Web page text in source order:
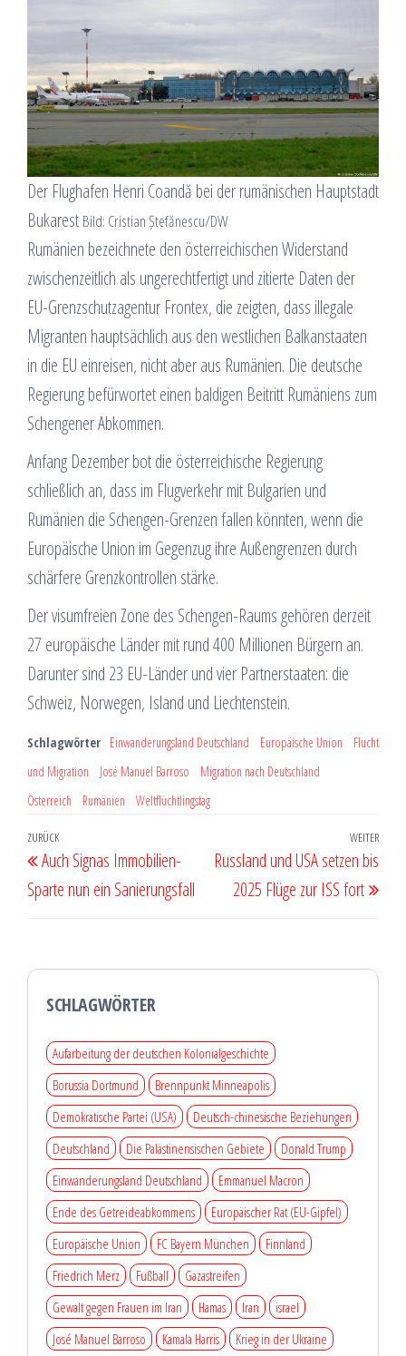
Der Flughafen Henri Coandă bei der rumänischen Hauptstadt
Bukarest Bild: Cristian Ștefănescu/DW
Rumänien bezeichnete den österreichischen Widerstand
zwischenzeitlich als ungerechtfertigt und zitierte Daten der
EU-Grenzschutzagentur Frontex, die zeigten, dass illegale
Migranten hauptsächlich aus den westlichen Balkanstaaten
in die EU einreisen, nicht aber aus Rumänien. Die deutsche
Regierung befürwortet einen baldigen Beitritt Rumäniens zum
Schengener Abkommen.
Anfang Dezember bot die österreichische Regierung
schließlich an, dass im Flugverkehr mit Bulgarien und
Rumänien die Schengen-Grenzen fallen könnten, wenn die
Europäische Union im Gegenzug ihre Außengrenzen durch
schärfere Grenzkontrollen stärke.
Der visumfreien Zone des Schengen-Raums gehören derzeit
27 europäische Länder mit rund 400 Millionen Bürgern an.
Darunter sind 23 EU-Länder und vier Partnerstaaten: die
Schweiz, Norwegen, Island und Liechtenstein.
Schlagwörter Einwanderungsland Deutschland Europäische Union
Flucht
und Migration
José Manuel Barroso
Migration nach Deutschland
Österreich
Rumänien Weltflüchtlingstag
Beitragsnavigation
Vorheriger
Beitrag
ZURÜCK
Auch Signas Immobilien-
Sparte nun ein Sanierungsfall
WEITER
Russland und USA setzen bis
2025 Flüge zur ISS fort
SCHLAGWÖRTER
Aufarbeitung der deutschen Kolonialgeschichte
Borussia Dortmund
Brennpunkt Minneapolis
Demokratische Partei (USA)
Deutsch-chinesische Beziehungen
Deutschland
Die Palästinensischen Gebiete
Donald Trump
Einwanderungsland Deutschland
Emmanuel Macron
Ende des Getreideabkommens
Europäischer Rat (EU-Gipfel)
Europäische Union
FC Bayern München
Finnland
Friedrich Merz
Fußball
Gazastreifen
Gewalt gegen Frauen im Iran
Hamas Iran
israel
José Manuel Barroso
Kamala Harris Krieg in der Ukraine